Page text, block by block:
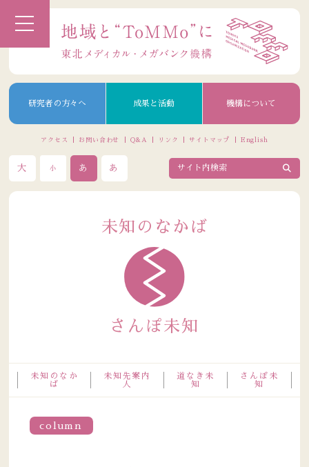
研究者の方々へ 成果と活動 機構について
アクセス お問い合わせ Q&A リンク サイトマップ English
大 小 あ あ
未知のなかば
さんぽ未知
未知のなか
ば
未知先案内
人
道なき未
知
さんぽ未
知
column